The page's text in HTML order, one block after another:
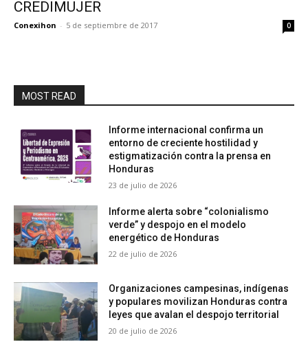
CREDIMUJER
Conexihon - 5 de septiembre de 2017 0
MOST READ
Informe internacional confirma un
entorno de creciente hostilidad y
estigmatización contra la prensa en
Honduras
23 de julio de 2026
Informe alerta sobre “colonialismo
verde” y despojo en el modelo
energético de Honduras
22 de julio de 2026
Organizaciones campesinas, indígenas
y populares movilizan Honduras contra
leyes que avalan el despojo territorial
20 de julio de 2026